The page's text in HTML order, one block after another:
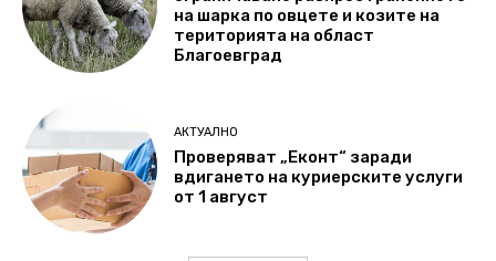
на шарка по овцете и козите на
територията на област
Благоевград
АКТУАЛНО
Проверяват „Еконт“ заради
вдигането на куриерските услуги
от 1 август